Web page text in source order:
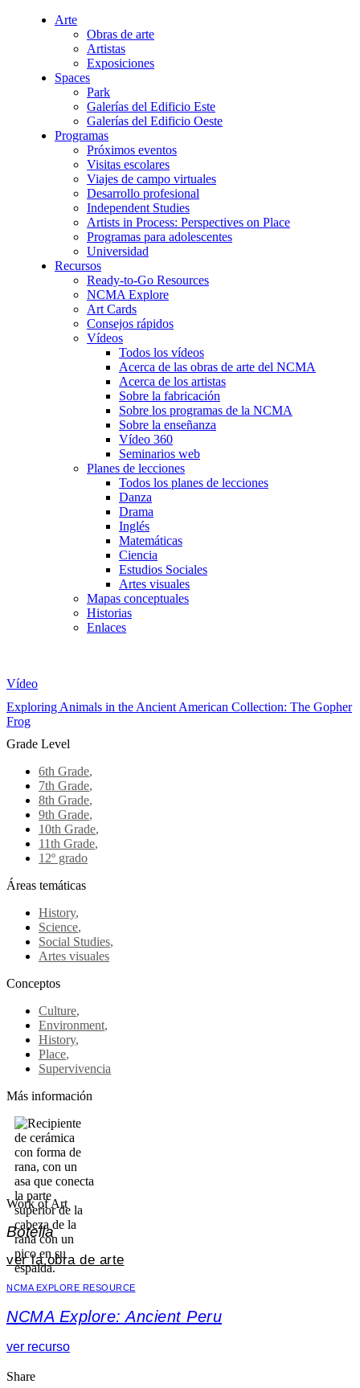
Arte
Obras de arte
Artistas
Exposiciones
Spaces
Park
Galerías del Edificio Este
Galerías del Edificio Oeste
Programas
Próximos eventos
Visitas escolares
Viajes de campo virtuales
Desarrollo profesional
Independent Studies
Artists in Process: Perspectives on Place
Programas para adolescentes
Universidad
Recursos
Ready-to-Go Resources
NCMA Explore
Art Cards
Consejos rápidos
Vídeos
Todos los vídeos
Acerca de las obras de arte del NCMA
Acerca de los artistas
Sobre la fabricación
Sobre los programas de la NCMA
Sobre la enseñanza
Vídeo 360
Seminarios web
Planes de lecciones
Todos los planes de lecciones
Danza
Drama
Inglés
Matemáticas
Ciencia
Estudios Sociales
Artes visuales
Mapas conceptuales
Historias
Enlaces
Vídeo
Exploring Animals in the Ancient American Collection: The Gopher
Frog
Grade Level
6th Grade,
7th Grade,
8th Grade,
9th Grade,
10th Grade,
11th Grade,
12º grado
Áreas temáticas
History,
Science,
Social Studies,
Artes visuales
Conceptos
Culture,
Environment,
History,
Place,
Supervivencia
Más información
Work of Art
Botella
ver la obra de arte
NCMA EXPLORE RESOURCE
NCMA Explore: Ancient Peru
ver recurso
Share